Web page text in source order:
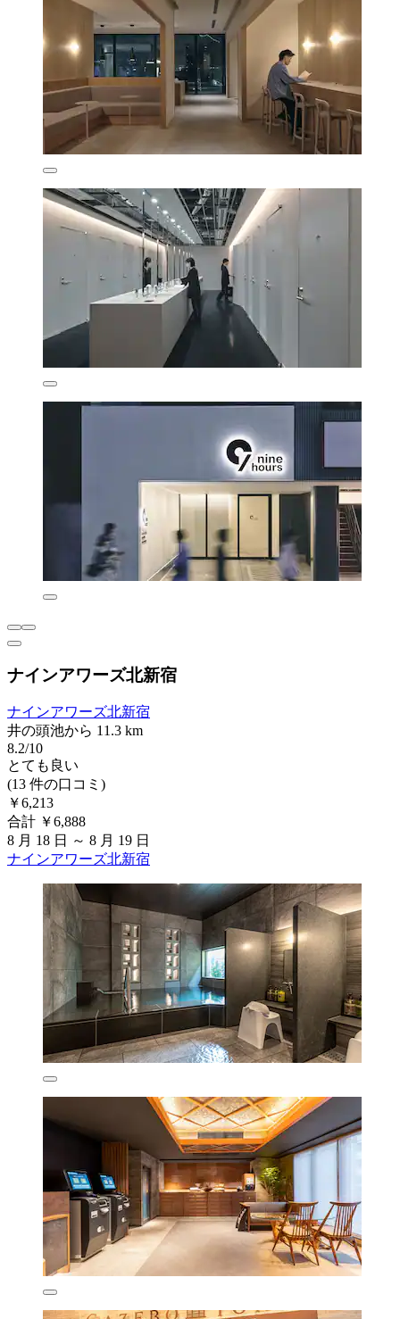
ナインアワーズ北新宿
ナインアワーズ北新宿
井の頭池から 11.3 km
8.2/10
とても良い
(13 件の口コミ)
￥6,213
合計 ￥6,888
8 月 18 日 ～ 8 月 19 日
ナインアワーズ北新宿